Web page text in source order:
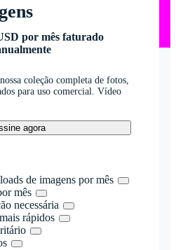
por mês faturado
coleção completa de fotos,
para uso comercial. Vídeo
agora
de imagens por mês
mês
necessária
rápidos